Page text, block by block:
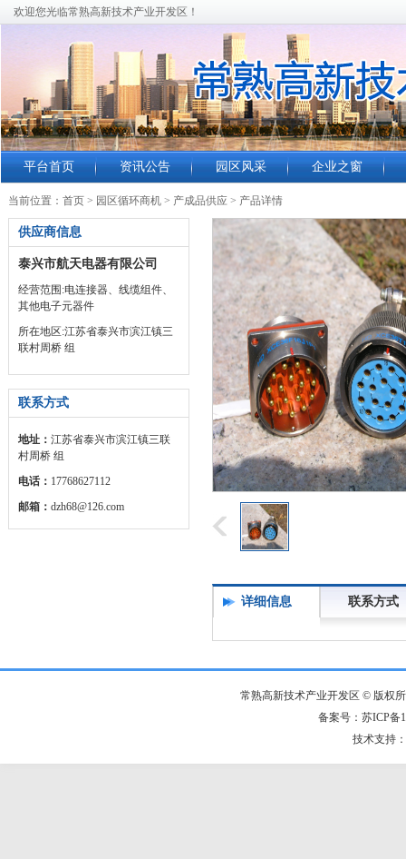
欢迎您光临常熟高新技术产业开发区！
平台首页 资讯公告 园区风采 企业之窗
当前位置： 首页 > 园区循环商机 > 产成品供应 > 产品详情
供应商信息
泰兴市航天电器有限公司
经营范围:电连接器、线缆组件、
其他电子元器件
所在地区:江苏省泰兴市滨江镇三
联村周桥 组
联系方式
地址： 江苏省泰兴市滨江镇三联
村周桥 组
电话： 17768627112
邮箱： dzh68@126.com
详细信息 联系方式
常熟高新技术产业开发区 © 版权
备案号：苏ICP备
技术支持